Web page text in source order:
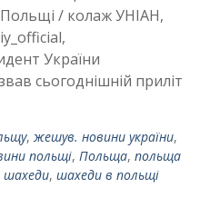
/ колаж УНІАН,
України
сьогоднішній приліт
,жешув. новини україни,
польщі, Польща, польща
, шахеди в польщі